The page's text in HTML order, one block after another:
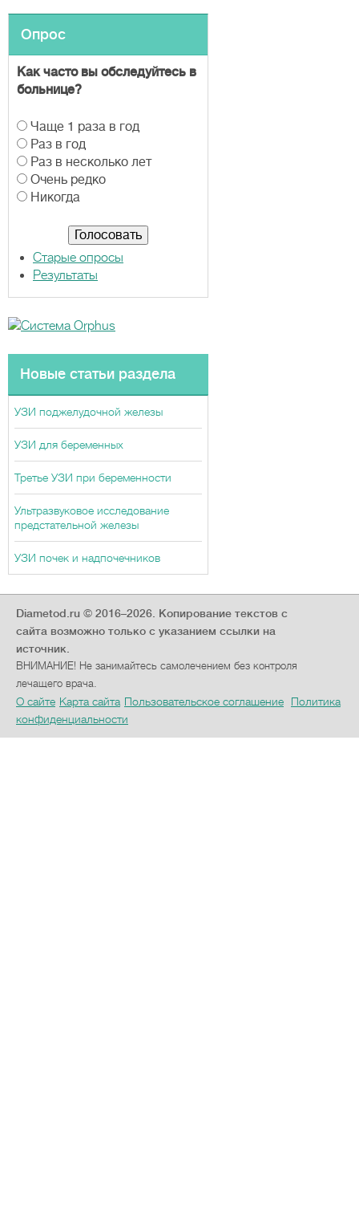
Опрос
Как часто вы обследуйтесь в
больнице?
В
а
р
и
а
Чаще 1 раза в год
Раз в год
Раз в несколько лет
Очень редко
Никогда
Старые опросы
Результаты
Новые статьи раздела
УЗИ поджелудочной железы
УЗИ для беременных
Третье УЗИ при беременности
Ультразвуковое исследование
предстательной железы
УЗИ почек и надпочечников
Diametod.ru © 2016–2026. Копирование текстов с
сайта возможно только с указанием ссылки на
источник.
ВНИМАНИЕ! Не занимайтесь самолечением без контроля
лечащего врача.
О сайте Карта сайта Пользовательское соглашение
Политика
конфиденциальности